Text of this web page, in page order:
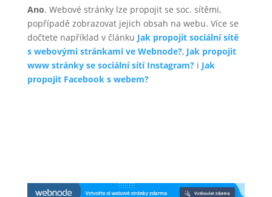
Ano. Webové stránky lze propojit se soc. sítěmi,
popřípadě zobrazovat jejich obsah na webu. Více se
dočtete například v článku Jak propojit sociální sítě
s webovými stránkami ve Webnode?, Jak propojit
www stránky se sociální sítí Instagram?i Jak
propojit Facebook s webem?